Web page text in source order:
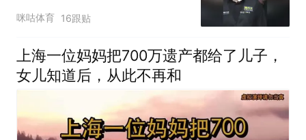
咪咕体育 16跟贴
上海一位妈妈把700万遗产都给了儿子，
女儿知道后，从此不再和